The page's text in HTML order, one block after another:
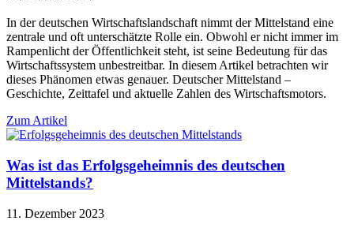
In der deutschen Wirtschaftslandschaft nimmt der Mittelstand eine
zentrale und oft unterschätzte Rolle ein. Obwohl er nicht immer im
Rampenlicht der Öffentlichkeit steht, ist seine Bedeutung für das
Wirtschaftssystem unbestreitbar. In diesem Artikel betrachten wir
dieses Phänomen etwas genauer. Deutscher Mittelstand –
Geschichte, Zeittafel und aktuelle Zahlen des Wirtschaftsmotors.
Zum Artikel
Was ist das Erfolgsgeheimnis des deutschen
Mittelstands?
11. Dezember 2023